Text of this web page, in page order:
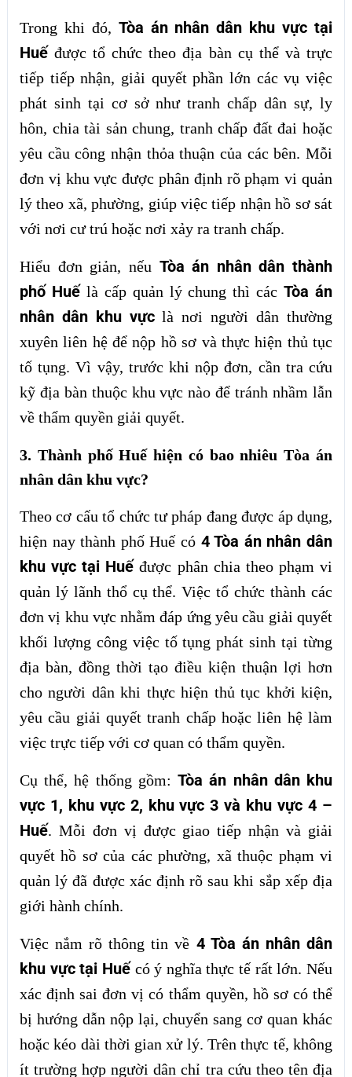
Trong khi đó, Tòa án nhân dân khu vực tại
Huếđược tổ chức theo địa bàn cụ thể và trực
tiếp tiếp nhận, giải quyết phần lớn các vụ việc
phát sinh tại cơ sở như tranh chấp dân sự, ly
hôn, chia tài sản chung, tranh chấp đất đai hoặc
yêu cầu công nhận thỏa thuận của các bên. Mỗi
đơn vị khu vực được phân định rõ phạm vi quản
lý theo xã, phường, giúp việc tiếp nhận hồ sơ sát
với nơi cư trú hoặc nơi xảy ra tranh chấp.
Hiểu đơn giản, nếu Tòa án nhân dân thành
phố Huếlà cấp quản lý chung thì cácTòa án
nhân dân khu vựclà nơi người dân thường
xuyên liên hệ để nộp hồ sơ và thực hiện thủ tục
tố tụng. Vì vậy, trước khi nộp đơn, cần tra cứu
kỹ địa bàn thuộc khu vực nào để tránh nhầm lẫn
về thẩm quyền giải quyết.
3. Thành phố Huế hiện có bao nhiêu Tòa án
nhân dân khu vực?
Theo cơ cấu tổ chức tư pháp đang được áp dụng,
hiện nay thành phố Huế có 4 Tòa án nhân dân
khu vực tại Huế được phân chia theo phạm vi
quản lý lãnh thổ cụ thể. Việc tổ chức thành các
đơn vị khu vực nhằm đáp ứng yêu cầu giải quyết
khối lượng công việc tố tụng phát sinh tại từng
địa bàn, đồng thời tạo điều kiện thuận lợi hơn
cho người dân khi thực hiện thủ tục khởi kiện,
yêu cầu giải quyết tranh chấp hoặc liên hệ làm
việc trực tiếp với cơ quan có thẩm quyền.
Cụ thể, hệ thống gồm:Tòa án nhân dân khu
vực 1, khu vực 2, khu vực 3 và khu vực 4 –
Huế. Mỗi đơn vị được giao tiếp nhận và giải
quyết hồ sơ của các phường, xã thuộc phạm vi
quản lý đã được xác định rõ sau khi sắp xếp địa
giới hành chính.
Việc nắm rõ thông tin về 4 Tòa án nhân dân
khu vực tại Huếcó ý nghĩa thực tế rất lớn. Nếu
xác định sai đơn vị có thẩm quyền, hồ sơ có thể
bị hướng dẫn nộp lại, chuyển sang cơ quan khác
hoặc kéo dài thời gian xử lý. Trên thực tế, không
ít trường hợp người dân chỉ tra cứu theo tên địa